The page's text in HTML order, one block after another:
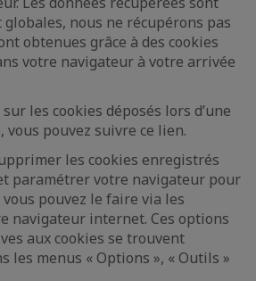
nous ne récupérons pas
obtenues grâce à des cookies
votre navigateur à votre arrivée
les cookies déposés lors d’une
pouvez suivre ce lien.
les cookies enregistrés
paramétrer votre navigateur pour
pouvez le faire via les
navigateur internet. Ces options
aux cookies se trouvent
les menus « Options », « Outils »